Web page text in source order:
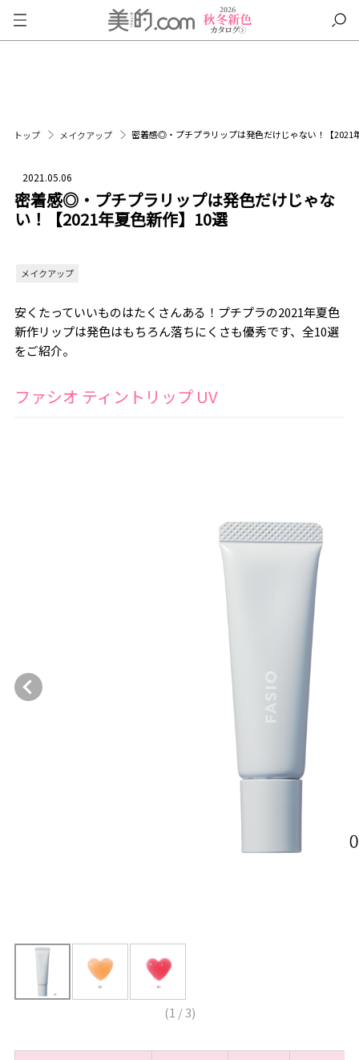
トップ メイクアップ 密着感◎・プチプラリップは発色だけじゃない！【2021
2021.05.06
密着感◎・プチプラリップは発色だけじゃな
い！【2021年夏色新作】10選
メイクアップ
安くたっていいものはたくさんある！プチプラの2021年夏色
新作リップは発色はもちろん落ちにくさも優秀です、全10選
をご紹介。
ファシオ ティントリップ UV
(1 /3)